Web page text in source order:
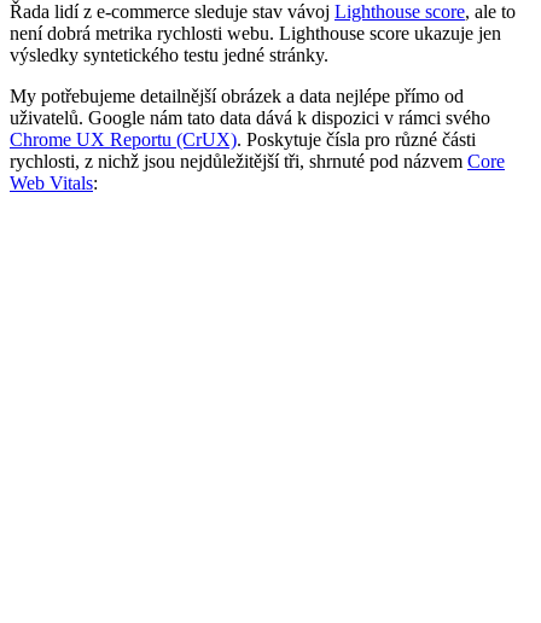
Řada lidí z e-commerce sleduje stav vávoj Lighthouse score, ale to
není dobrá metrika rychlosti webu. Lighthouse score ukazuje jen
výsledky syntetického testu jedné stránky.
My potřebujeme detailnější obrázek a data nejlépe přímo od
uživatelů. Google nám tato data dává k dispozici v rámci svého
Chrome UX Reportu (CrUX). Poskytuje čísla pro různé části
rychlosti, z nichž jsou nejdůležitější tři, shrnuté pod názvem Core
Web Vitals: